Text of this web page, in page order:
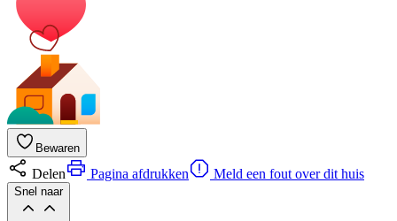
Bewaren
Delen Pagina afdrukken Meld een fout over dit huis
Snel naar